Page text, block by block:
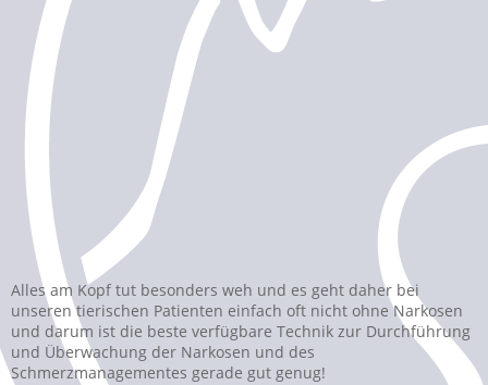
Alles am Kopf tut besonders weh und es geht daher bei
unseren tierischen Patienten einfach oft nicht ohne Narkosen
und darum ist die beste verfügbare Technik zur Durchführung
und Überwachung der Narkosen und des
Schmerzmanagementes gerade gut genug!